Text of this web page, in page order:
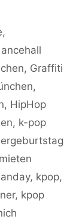
,
, Graffiti
,
, HipHop
, k-pop
, kpop,
, kpop